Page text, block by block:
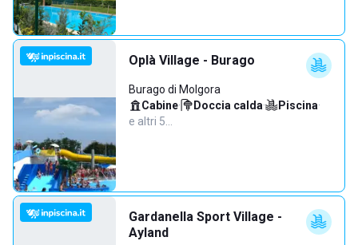
Oplà Village - Burago
Burago di Molgora
Cabine· Doccia calda· Piscina·
e altri 5…
Gardanella Sport Village -
Ayland